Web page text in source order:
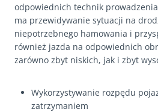
odpowiednich technik
ma przewidywanie sytuacji na
niepotrzebnego hamowania i
również jazda na odpowiednich
zarówno zbyt niskich, jak i zbyt
Wykorzystywanie rozpędu
zatrzymaniem